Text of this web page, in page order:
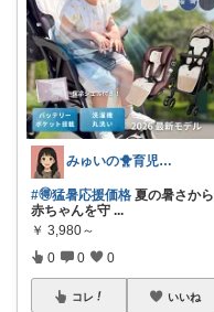
みゅいの🐥育児×時短×コスパ☀️朝コレ
#🉐猛暑応援価格 夏の暑さから
赤ちゃんを守 ...
￥ 3,980～
0 0 0
コレ いいね